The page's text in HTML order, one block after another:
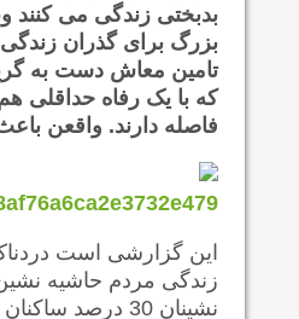
بدبختی زندگی می کنند
بزرگ برای گذران
تامین معاش دست به
که با یک رفاه حداقلی
فاصله دارند. واقعن
این گزارشی است
زندگی مردم حاشیه
نشینان 30 درصد